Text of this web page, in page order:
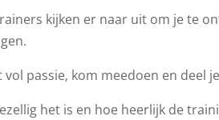
kijken er naar uit om je te
passie, kom meedoen en deel
het is en hoe heerlijk de